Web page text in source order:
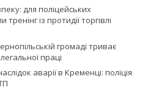
для поліцейських
із протидії торгівлі
громаді триває
праці
аварії в Кременці: поліція